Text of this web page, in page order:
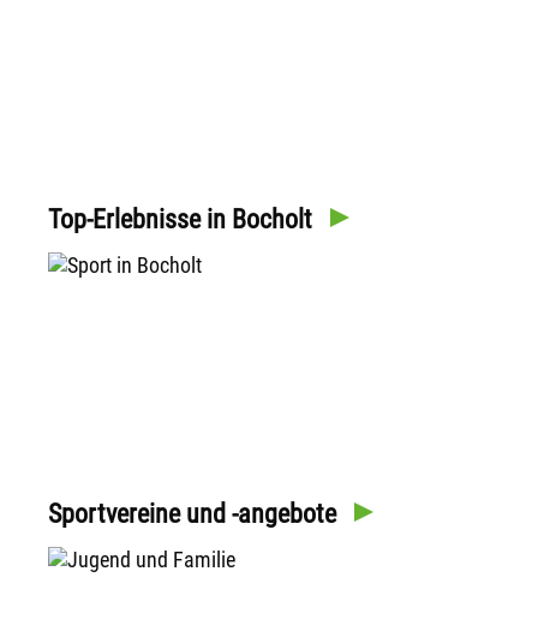
Top-Erlebnisse in Bocholt
Sportvereine und -angebote